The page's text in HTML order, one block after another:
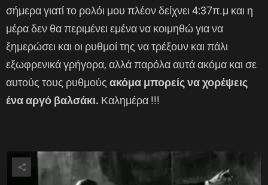
σήμερα γιατί το ρολόι μου πλέον δείχνει 4:37π.μ και η
μέρα δεν θα περιμένει εμένα να κοιμηθώ για να
ξημερώσει και οι ρυθμοί της να τρέξουν και πάλι
εξωφρενικά γρήγορα, αλλά παρόλα αυτά ακόμα και σε
αυτούς τους ρυθμούς ακόμα μπορείς να χορέψεις
ένα αργό βαλσάκι. Καλημέρα !!!